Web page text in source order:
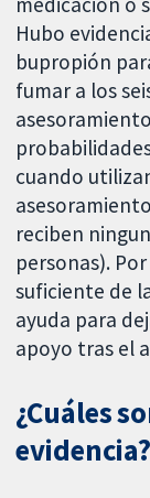
Hubo
bupropión
fumar a los
cuando
reciben
personas).
suficiente de
ayuda para
apoyo tras el
¿Cuáles
evidencia?